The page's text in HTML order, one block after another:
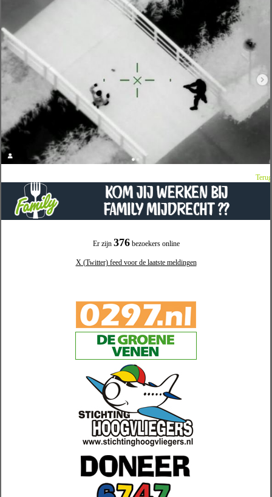
Er zijn 376bezoekers online
X (Twitter) feed voor de laatste meldingen
Terug